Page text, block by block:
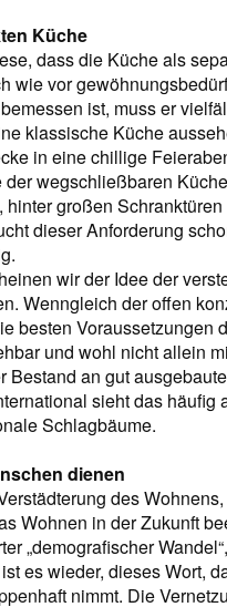
Küche
dass die Küche als
wie vor
ist, muss er
klassische Küche
in eine chillige
wegschließbaren
hinter großen
dieser Anforderung
wir der Idee der
Wenngleich der offen
besten
und wohl nicht allein
Bestand an gut
sieht das
Schlagbäume.
dienen
des
Wohnen in der Zukunft
„demografischer
ist es wieder, dieses Wort,
nimmt. Die